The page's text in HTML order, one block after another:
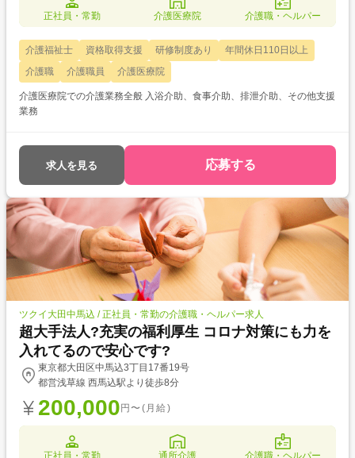
正社員・常勤 介護医療院 介護職・ヘルパー
介護福祉士 資格取得支援 研修制度あり
年間休日110日以上
介護職
介護職員 介護医療院
介護医療院での介護業務全般 入浴介助、食事介助、排泄介助、その他支援
業務
求人を見る 応募する
ツクイ大田中馬込 / 正社員・常勤の介護職・ヘルパー求人
超大手法人?充実の福利厚生 コロナ対策にも力を
入れてるので安心です?
東京都大田区中馬込3丁目17番19号
都営浅草線 西馬込駅より徒歩8分
200,000 円〜(月給)